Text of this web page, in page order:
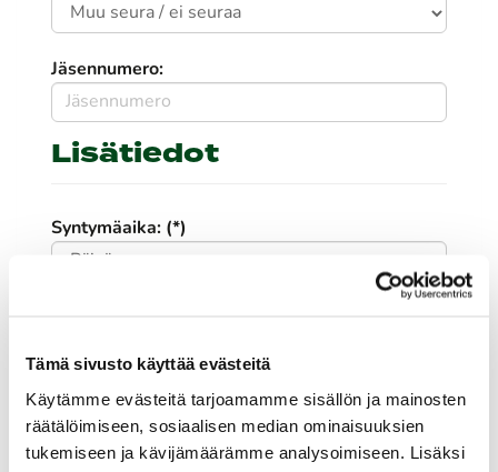
Tämä sivusto käyttää evästeitä
Käytämme evästeitä tarjoamamme sisällön ja mainosten
räätälöimiseen, sosiaalisen median ominaisuuksien
tukemiseen ja kävijämäärämme analysoimiseen. Lisäksi
Jäsennumero:
Lisätiedot
Syntymäaika: (*)
Sukupuoli: